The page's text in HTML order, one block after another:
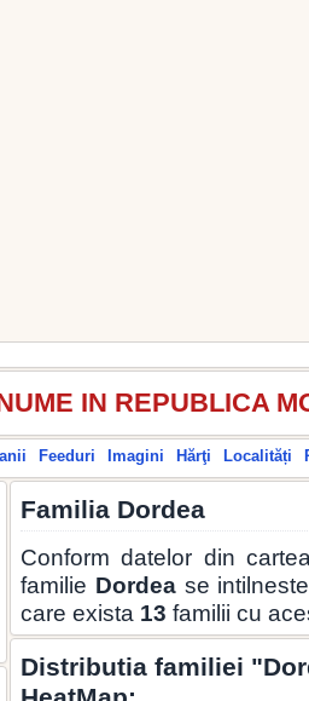
IN REPUBLICA
Feeduri Imagini Hărţi Localități
Familia Dordea
Conform datelor din
familie Dordease
care exista 13 familii cu
Distributia familiei